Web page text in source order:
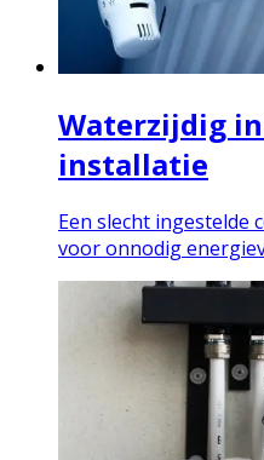
Waterzijdig
installatie
Een slecht ingestelde
voor onnodig